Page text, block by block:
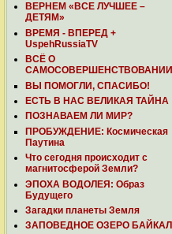
ВЕРНЕМ «ВСЕ ЛУЧШЕЕ –
ДЕТЯМ»
ВРЕМЯ - ВПЕРЕД +
UspehRussiaTV
ВСЁ О
САМОСОВЕРШЕНСТВОВАНИИ
ВЫ ПОМОГЛИ, СПАСИБО!
ЕСТЬ В НАС ВЕЛИКАЯ ТАЙНА
ПОЗНАВАЕМ ЛИ МИР?
ПРОБУЖДЕНИЕ: Космическая
Паутина
Что сегодня происходит с
магнитосферой Земли?
ЭПОХА ВОДОЛЕЯ: Образ
Будущего
Загадки планеты Земля
ЗАПОВЕДНОЕ ОЗЕРО БАЙКАЛ